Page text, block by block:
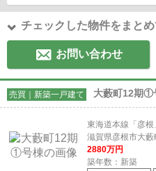
チェックした物件をまとめ
お問い合わせ
売買｜新築一戸建て 大藪町12期①
東海道本線「彦
滋賀県彦根市大藪
2880万円
築年数：新築